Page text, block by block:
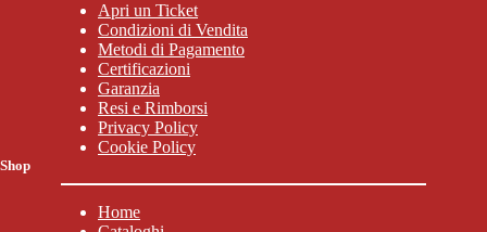
Apri un Ticket
Condizioni di Vendita
Metodi di Pagamento
Certificazioni
Garanzia
Resi e Rimborsi
Privacy Policy
Cookie Policy
Shop
Home